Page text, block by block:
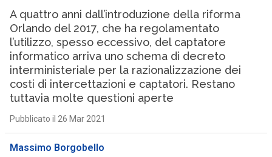
A quattro anni dall’introduzione della riforma
Orlando del 2017, che ha regolamentato
l’utilizzo, spesso eccessivo, del captatore
informatico arriva uno schema di decreto
interministeriale per la razionalizzazione dei
costi di intercettazioni e captatori. Restano
tuttavia molte questioni aperte
Pubblicato il 26 Mar 2021
Massimo Borgobello